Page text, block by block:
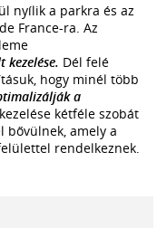
nyílik a parkra és az
France-ra. Az
kezelése. Dél felé
hogy minél több
a
kétféle szobát
bővülnek, amely a
rendelkeznek.